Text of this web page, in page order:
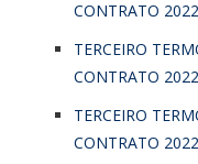
CONTRATO
TERCEIRO
CONTRATO
TERCEIRO
CONTRATO